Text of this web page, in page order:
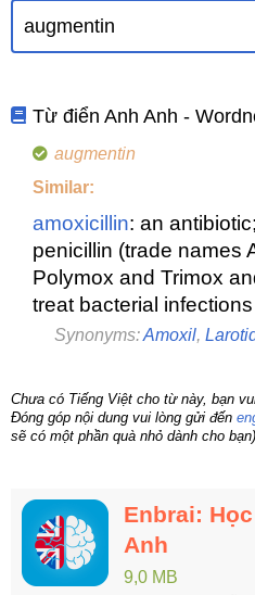
Từ điển Anh Anh -
augmentin
Similar:
amoxicillin: an
penicillin (trade names
Polymox and Trimox
treat bacterial infections
Synonyms:Amoxil,
Chưa có Tiếng Việt cho từ này, bạn
Đóng góp nội dung vui lòng gửi đến
sẽ có một phần quà nhỏ dành cho
Enbrai:
Anh
9,0 MB